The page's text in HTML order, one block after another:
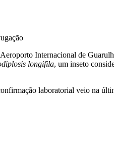
Internacional de
longifila, um inseto
laboratorial veio na